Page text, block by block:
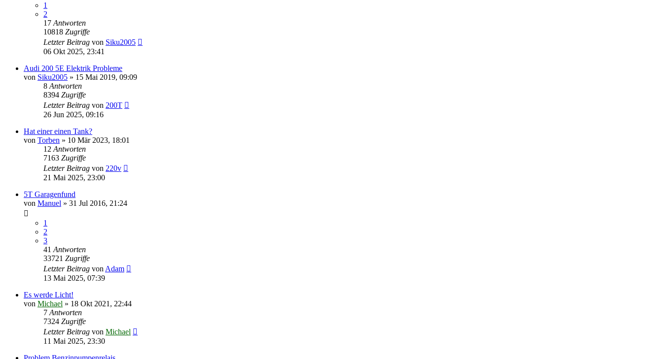
1
2
17 Antworten
10818 Zugriffe
Letzter Beitrag von Siku2005
06 Okt 2025, 23:41
Audi 200 5E Elektrik Probleme
von Siku2005 » 15 Mai 2019, 09:09
8 Antworten
8394 Zugriffe
Letzter Beitrag von 200T
26 Jun 2025, 09:16
Hat einer einen Tank?
von Torben » 10 Mär 2023, 18:01
12 Antworten
7163 Zugriffe
Letzter Beitrag von 220v
21 Mai 2025, 23:00
5T Garagenfund
von Manuel » 31 Jul 2016, 21:24
1
2
3
41 Antworten
33721 Zugriffe
Letzter Beitrag von Adam
13 Mai 2025, 07:39
Es werde Licht!
von Michael » 18 Okt 2021, 22:44
7 Antworten
7324 Zugriffe
Letzter Beitrag von Michael
11 Mai 2025, 23:30